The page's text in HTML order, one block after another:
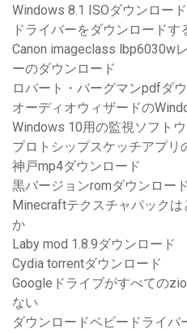
Windows 8.1 ISOダウンロー
ドライバーをダウンロードす
Canon imageclass lbp6030w
ーのダウンロード
ロバート・バーグマンpdfダ
オーディオウィザードの
Windows 10用の監視ソフト
プロトシップスケッチアプリ
神戸mp4ダウンロード
黒バージョンromダウンロード
Minecraftテクスチャパック
か
Laby mod 1.8.9ダウンロード
Cydia torrentダウンロード
Googleドライブがすべての
ない
ダウンロードベビードライバ